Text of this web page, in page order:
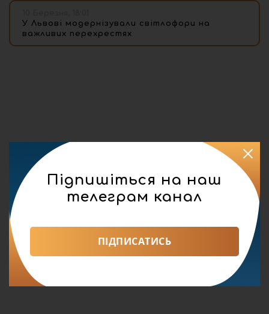
У Львові модернізували світлофори на
важливих перехрестях
Підпишіться на наш
телеграм канал
ПІДПИСАТИСЬ